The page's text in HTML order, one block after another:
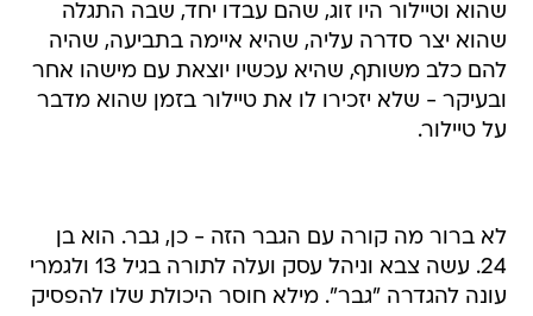
שהוא וטיילור היו זוג, שהם עבדו יחד, שבה התגלה
שהוא יצר סדרה עליה, שהיא איימה בתביעה, שהיה
להם כלב משותף, שהיא עכשיו יוצאת עם מישהו אחר
ובעיקר - שלא יזכירו לו את טיילור בזמן שהוא מדבר
על טיילור.
לא ברור מה קורה עם הגבר הזה - כן, גבר. הוא בן
24. עשה צבא וניהל עסק ועלה לתורה בגיל 13 ולגמרי
עונה להגדרה "גבר". מילא חוסר היכולת שלו להפסיק